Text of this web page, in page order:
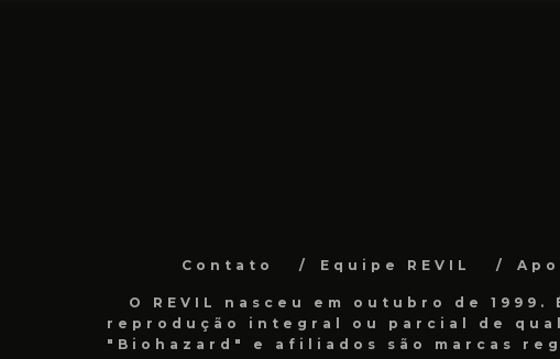
Contato Equipe REVIL
O REVIL nasceu em outubro de
reprodução integral ou parcial de
"Biohazard" e afiliados são marcas